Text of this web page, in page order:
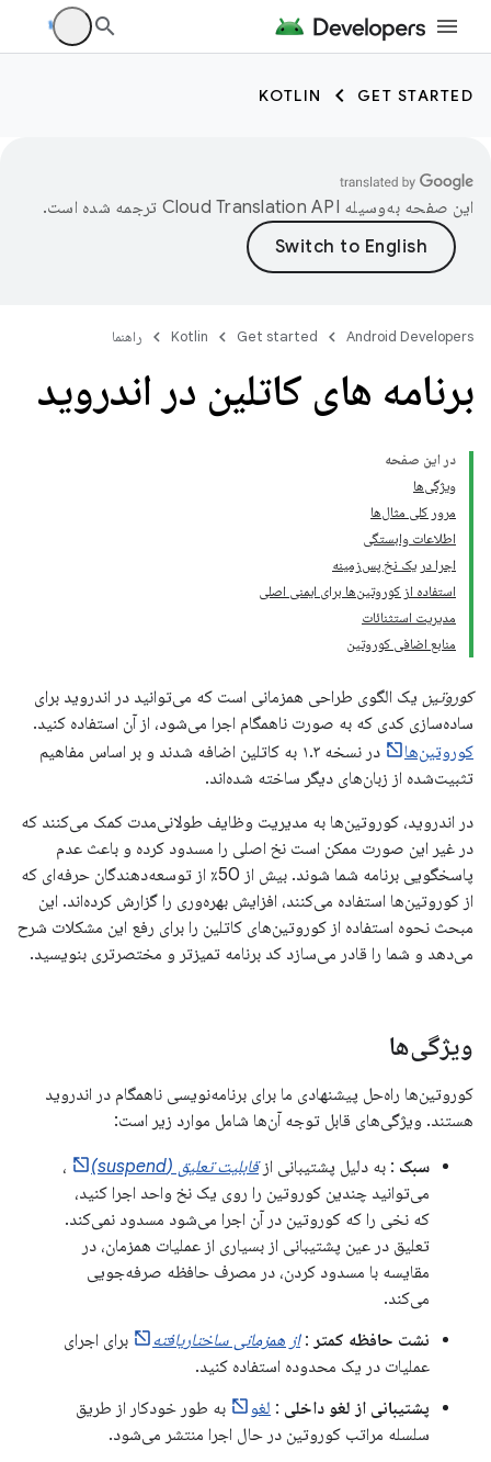
GET STARTED
KOTLIN
این صفحه به‌وسیله ترجمه شده است.
Android Developers
Get started
Kotlin راهنما
برنامه های کاتلین در اندروید
در این صفحه
ویژگی‌ها
مرور کلی مثال‌ها
اطلاعات وابستگی
اجرا در یک نخ پس‌زمینه
استفاده از کوروتین‌ها برای ایمنی اصلی
مدیریت استثنائات
منابع اضافی کوروتین
کوروتین یک الگوی طراحی همزمانی است که می‌توانید در اندروید برای
ساده‌سازی کدی که به صورت ناهمگام اجرا می‌شود، از آن استفاده کنید.
کوروتین‌ها
در نسخه ۱.۳ به کاتلین اضافه شدند و بر اساس مفاهیم
تثبیت‌شده از زبان‌های دیگر ساخته شده‌اند.
در اندروید، کوروتین‌ها به مدیریت وظایف طولانی‌مدت کمک می‌کنند که
در غیر این صورت ممکن است نخ اصلی را مسدود کرده و باعث عدم
پاسخگویی برنامه شما شوند. بیش از 50٪ از توسعه‌دهندگان حرفه‌ای که
از کوروتین‌ها استفاده می‌کنند، افزایش بهره‌وری را گزارش کرده‌اند. این
مبحث نحوه استفاده از کوروتین‌های کاتلین را برای رفع این مشکلات شرح
می‌دهد و شما را قادر می‌سازد کد برنامه تمیزتر و مختصرتری بنویسید.
ویژگی‌ها
کوروتین‌ها راه‌حل پیشنهادی ما برای برنامه‌نویسی ناهمگام در اندروید
هستند. ویژگی‌های قابل توجه آن‌ها شامل موارد زیر است:
سبک : به دلیل پشتیبانی ازقابلیت تعلیق (suspend)
،
می‌توانید چندین کوروتین را روی یک نخ واحد اجرا کنید،
که نخی را که کوروتین در آن اجرا می‌شود مسدود نمی‌کند.
تعلیق در عین پشتیبانی از بسیاری از عملیات همزمان، در
مقایسه با مسدود کردن، در مصرف حافظه صرفه‌جویی
می‌کند.
نشت حافظه کمتر :از همزمانی ساختاریافته
برای اجرای
عملیات در یک محدوده استفاده کنید.
پشتیبانی از لغو داخلی : لغو
به طور خودکار از طریق
سلسله مراتب کوروتین در حال اجرا منتشر می‌شود.